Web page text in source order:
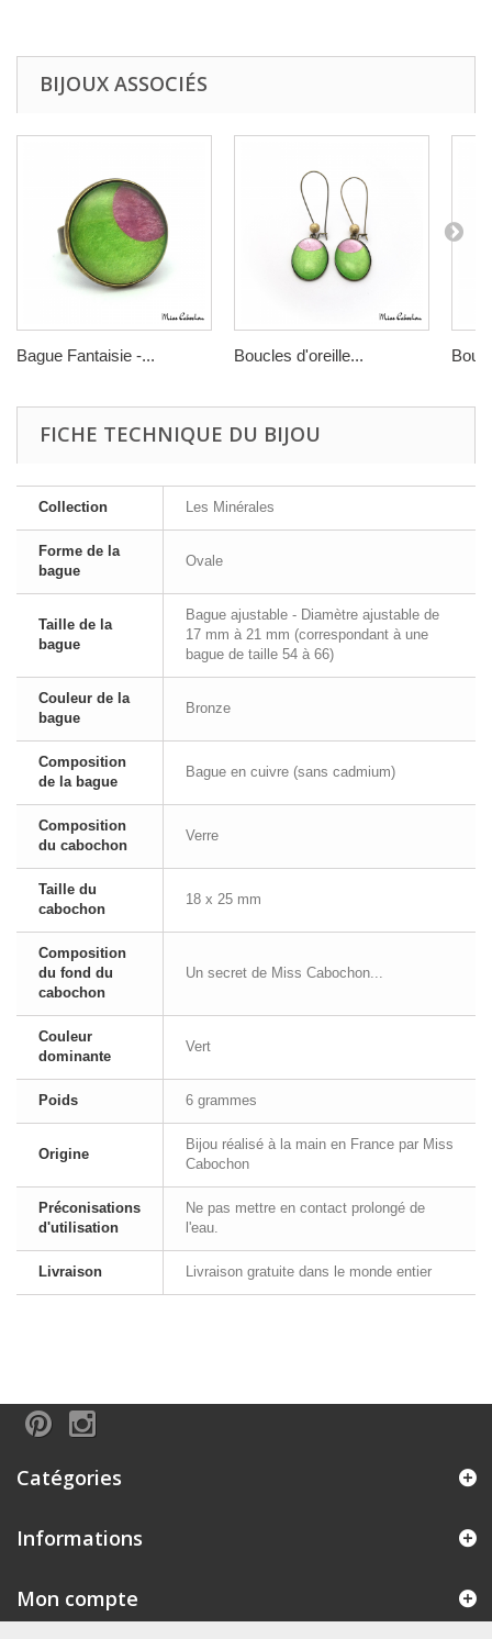
BIJOUX ASSOCIÉS
Bague Fantaisie -... Boucles d'oreille...
FICHE TECHNIQUE DU BIJOU
Collection Les Minérales
Forme de la
bague
Ovale
Taille de la
bague
Bague ajustable - Diamètre ajustable de
17 mm à 21 mm (correspondant à une
bague de taille 54 à 66)
Couleur de la
bague
Bronze
Composition
de la bague
Bague en cuivre (sans cadmium)
Composition
du cabochon
Verre
Taille du
cabochon
18 x 25 mm
Composition
du fond du
cabochon
Un secret de Miss Cabochon...
Couleur
dominante
Vert
Poids 6 grammes
Origine
Bijou réalisé à la main en France par Miss
Cabochon
Préconisations
d'utilisation
Ne pas mettre en contact prolongé de
l'eau.
Livraison Livraison gratuite dans le monde entier
Catégories
Informations
Mon compte